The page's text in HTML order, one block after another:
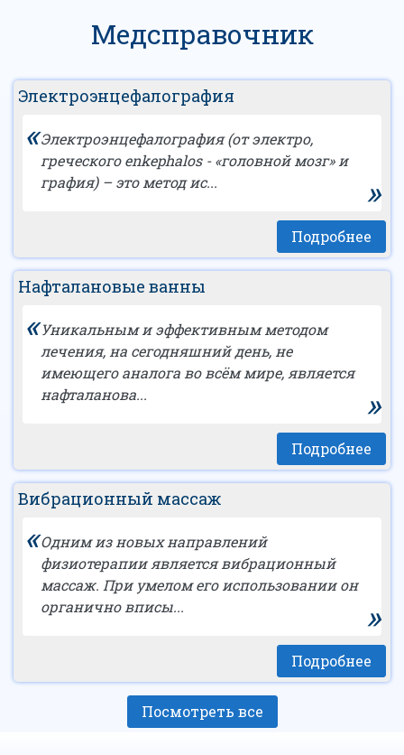
Медсправочник
Электроэнцефалография
«Электроэнцефалография (от электро,
греческого enkephalos - «головной мозг» и
графия) – это метод ис...
»
Подробнее
Нафталановые ванны
«Уникальным и эффективным методом
лечения, на сегодняшний день, не
имеющего аналога во всём мире, является
нафталанова...
»
Подробнее
Вибрационный массаж
«Одним из новых направлений
физиотерапии является вибрационный
массаж. При умелом его использовании он
органично вписы...
»
Подробнее
Посмотреть все